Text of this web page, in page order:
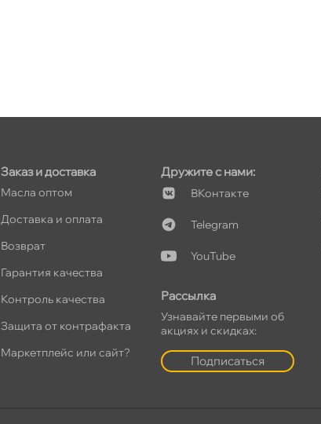
Заказ и доставка
Масла оптом
Доставка и оплата
озврат
Гарантия качества
Контроль качества
Защита от контрафакта
Маркетплейс или сайт?
Дружите с нами:
Контакте
Telegram
YouTube
Рассылка
Узнавайте первыми о
акциях и скидках:
Подписаться